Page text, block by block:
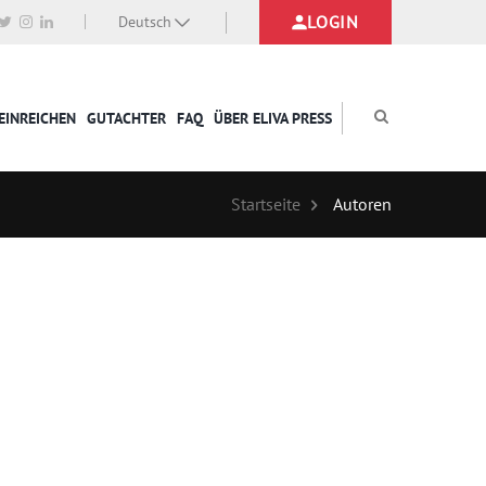
Deutsch LOGIN
GUTACHTER FAQ ÜBER ELIVA PRESS
Startseite Autoren